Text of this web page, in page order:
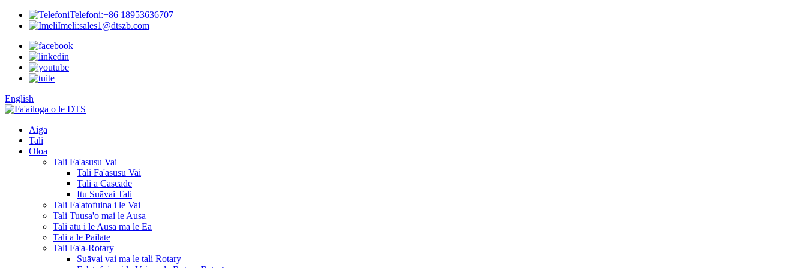
Telefoni:+86 18953636707
Imeli:sales1@dtszb.com
English
Aiga
Tali
Oloa
Tali Fa'asusu Vai
Tali Fa'asusu Vai
Tali a Cascade
Itu Suāvai Tali
Tali Fa'atofuina i le Vai
Tali Tuusa'o mai le Ausa
Tali atu i le Ausa ma le Ea
Tali a le Pailate
Tali Fa'a-Rotary
Suāvai vai ma le tali Rotary